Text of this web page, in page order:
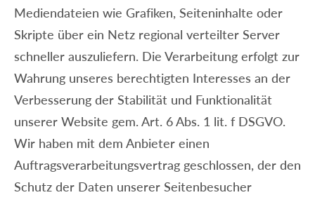
Mediendateien wie Grafiken, Seiteninhalte oder
Skripte über ein Netz regional verteilter Server
schneller auszuliefern. Die Verarbeitung erfolgt zur
Wahrung unseres berechtigten Interesses an der
Verbesserung der Stabilität und Funktionalität
unserer Website gem. Art. 6 Abs. 1 lit. f DSGVO.
Wir haben mit dem Anbieter einen
Auftragsverarbeitungsvertrag geschlossen, der den
Schutz der Daten unserer Seitenbesucher